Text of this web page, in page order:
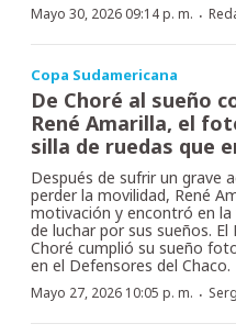
Mayo 30, 2026 09:14 p. m. ·
Copa Sudamericana
De Choré al sueño
René Amarilla, el
silla de ruedas que
Después de sufrir un grave
perder la movilidad, René
motivación y encontró en
de luchar por sus sueños.
Choré cumplió su sueño
en el Defensores del Chaco.
Mayo 27, 2026 10:05 p. m. ·